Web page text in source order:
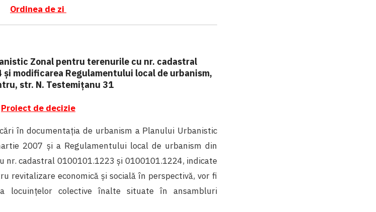
Ordinea de zi
Zonal pentru terenurile cu nr. cadastral
modificarea Regulamentului local de urbanism,
str. N. Testemițanu 31
Proiect de decizie
în documentația de urbanism a Planului Urbanistic
2007 și a Regulamentului local de urbanism din
nr. cadastral 0100101.1223 și 0100101.1224, indicate
revitalizare economică și socială în perspectivă, vor fi
locuințelor colective înalte situate în ansambluri